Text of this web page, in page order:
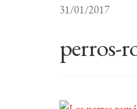
31/01/2017
perros-